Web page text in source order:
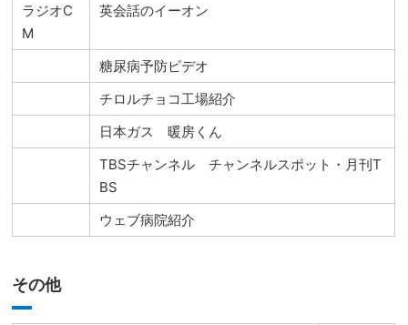
ラジオC
M
英会話のイーオン
糖尿病予防ビデオ
チロルチョコ工場紹介
日本ガス 暖房くん
TBSチャンネル チャンネルスポット・月刊T
BS
ウェブ病院紹介
その他